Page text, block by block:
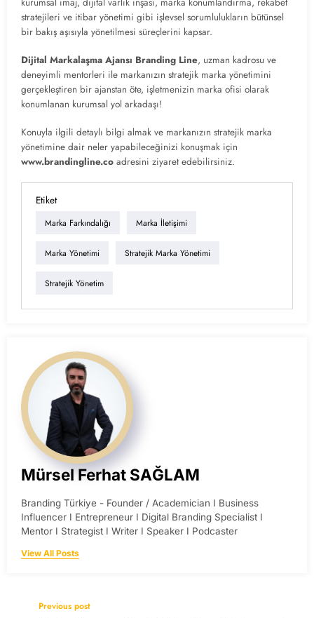
stratejileri ve itibar yönetimi gibi işlevsel sorumlulukların bütünsel
bir bakış aşısıyla yönetilmesi süreçlerini kapsar.
Dijital Markalaşma Ajansı Branding Line, uzman kadrosu ve
deneyimli mentorleri ile markanızın stratejik marka yönetimini
gerçekleştiren bir ajanstan öte, işletmenizin marka ofisi olarak
konumlanan kurumsal yol arkadaşı!
Konuyla ilgili detaylı bilgi almak ve markanızın stratejik marka
yönetimine dair neler yapabileceğinizi konuşmak için
www.brandingline.co adresini ziyaret edebilirsiniz.
Etiket
Marka Farkındalığı Marka İletişimi
Marka Yönetimi Stratejik Marka Yönetimi
Stratejik Yönetim
Mürsel Ferhat SAĞLAM
Branding Türkiye - Founder / Academician I Business
Influencer I Entrepreneur I Digital Branding Specialist I
Mentor I Strategist I Writer I Speaker I Podcaster
View All Posts
Previous post